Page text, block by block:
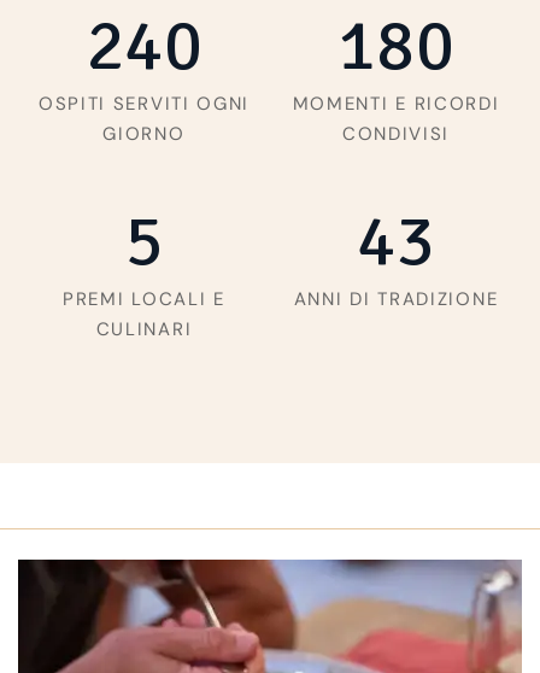
240
OSPITI SERVITI OGNI
GIORNO
180
MOMENTI E RICORDI
CONDIVISI
5
PREMI LOCALI E
CULINARI
43
ANNI DI TRADIZIONE